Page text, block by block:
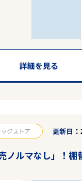
詳細を見る
ッグストア 更新日
ノルマなし」！